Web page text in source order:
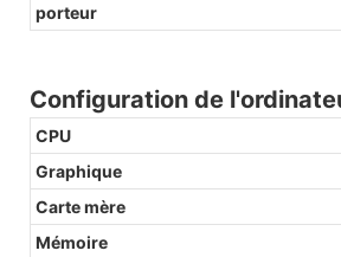
porteur
Configuration de
CPU
Graphique
Carte mère
Mémoire